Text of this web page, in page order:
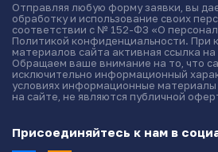
Отправляя любую форму заявки, вы
обработку и использование своих
соответствии с № 152-ФЗ «О
Политикой конфиденциальности. При
материалов сайта активная ссылка
Обращаем ваше внимание на то, что
исключительно информационный
условиях информационные
на сайте, не являются публичной
Присоединяйтесь к нам в